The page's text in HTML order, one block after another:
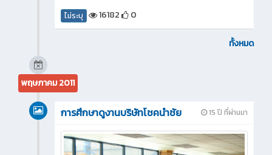
ไม่ระบุ 16182 0
ทั้งหมด
พฤษภาคม 2011
15 ปี ที่ผ่านมา
การศึกษาดูงานบริษัทโชคนำชัย